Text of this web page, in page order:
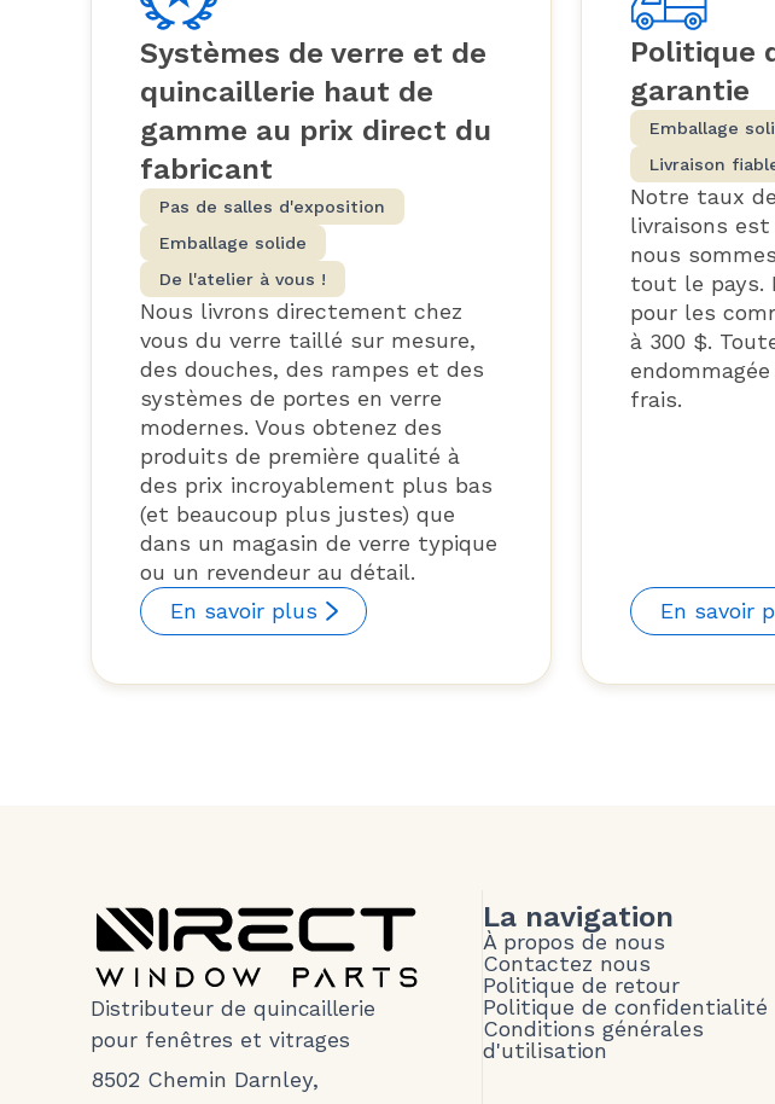
Systèmes de verre et de
quincaillerie haut de
gamme au prix direct du
fabricant
Pas de salles d'exposition
Emballage solide
De l'atelier à vous !
Nous livrons directement chez
vous du verre taillé sur mesure,
des douches, des rampes et des
systèmes de portes en verre
modernes. Vous obtenez des
produits de première qualité à
des prix incroyablement plus bas
(et beaucoup plus justes) que
dans un magasin de verre typique
ou un revendeur au détail.
En savoir plus
Politique
garantie
Emballage
Livraison
Notre taux
livraisons
nous
tout le pays.
pour les
à 300 $.
frais.
En savoir
Distributeur de quincaillerie
pour fenêtres et vitrages
8502 Chemin Darnley,
La navigation
À propos de nous
Contactez nous
Politique de retour
Politique de confidentialité
Conditions générales
d'utilisation